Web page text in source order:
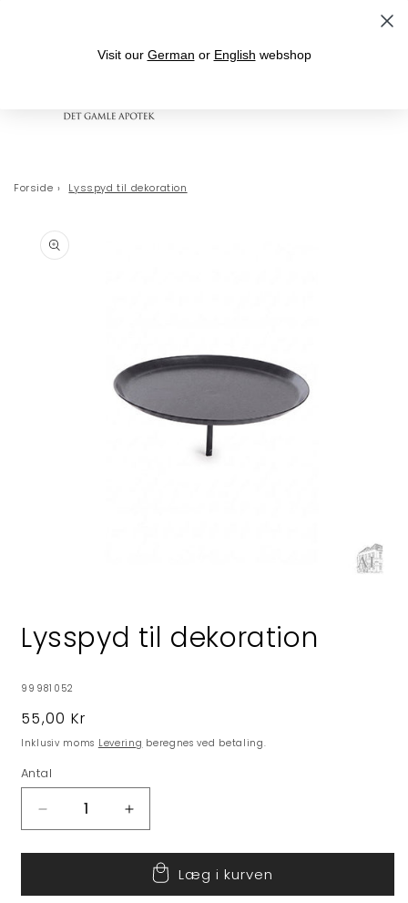
Forside › Lysspyd til dekoration
modus
Lysspyd til dekoration
SKU:
99981052
Normalpris
55,00 Kr
Inklusiv moms Levering beregnes ved betaling.
Antal
Reducer
antallet
for
til
Øg
antallet
for
Lysspyd
til
Læg i kurven
Visit our German or English webshop